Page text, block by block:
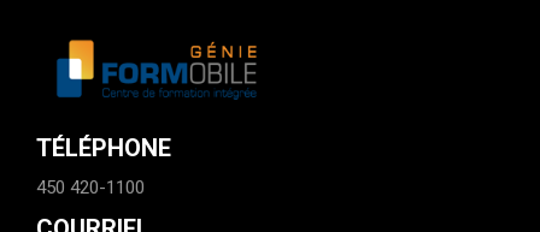
TÉLÉPHONE
450 420-1100